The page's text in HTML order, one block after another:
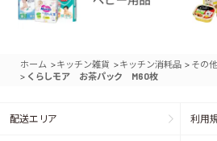
ホーム >キッチン雑貨 >キッチン消耗品 > その
> くらしモア お茶パック M60枚
配送エリア 利用